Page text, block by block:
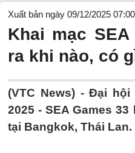
Xuất bản ngày 09/12/2025
Khai mạc
ra khi nào, có
(VTC News) -Đại hội
2025 - SEA Games
tại Bangkok, Thái Lan.